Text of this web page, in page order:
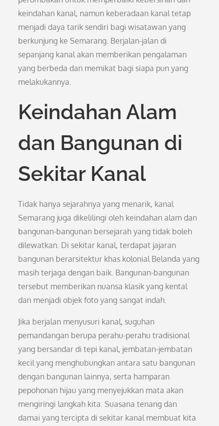
keindahan kanal, namun keberadaan kanal tetap
menjadi daya tarik sendiri bagi wisatawan yang
berkunjung ke Semarang. Berjalan-jalan di
sepanjang kanal akan memberikan pengalaman
yang berbeda dan memikat bagi siapa pun yang
melakukannya.
Keindahan Alam
dan Bangunan di
Sekitar Kanal
Tidak hanya sejarahnya yang menarik, kanal
Semarang juga dikelilingi oleh keindahan alam dan
bangunan-bangunan bersejarah yang tidak boleh
dilewatkan. Di sekitar kanal, terdapat jajaran
bangunan berarsitektur khas kolonial Belanda yang
masih terjaga dengan baik. Bangunan-bangunan
tersebut memberikan nuansa klasik yang kental
dan menjadi objek foto yang sangat indah.
Jika berjalan menyusuri kanal, suguhan
pemandangan berupa perahu-perahu tradisional
yang bersandar di tepi kanal, jembatan-jembatan
kecil yang menghubungkan antara satu bangunan
dengan bangunan lainnya, serta hamparan
pepohonan hijau yang menyejukkan mata akan
mengiringi langkah kita. Suasana tenang dan
damai yang tercipta di sekitar kanal membuat kita